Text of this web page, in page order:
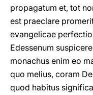
propagatum et, tot
est praeclare
evangelicae
Edessenum
monachus enim eo
quo melius, coram
quod habitus